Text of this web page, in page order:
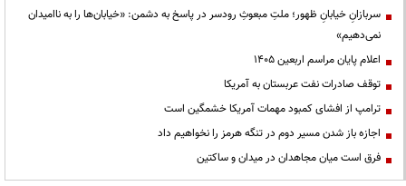
سربازانِ خیابانِ ظهور؛ ملتِ مبعوثِ رودسر در پاسخ به دشمن: «خیابان‌ها را به ناامیدان
نمی‌دهیم»
اعلام پایان مراسم اربعین ۱۴۰۵
توقف صادرات نفت عربستان به آمریکا
ترامپ از افشای کمبود مهمات آمریکا خشمگین است
اجازه باز شدن مسیر دوم در تنگه هرمز را نخواهیم داد
فرق است میان مجاهدان در میدان و ساکتین